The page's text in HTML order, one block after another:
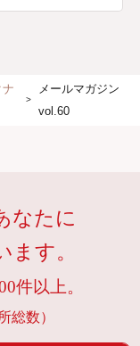
メールマガジン
vol.60
なたに
す。
件以上。
総数）